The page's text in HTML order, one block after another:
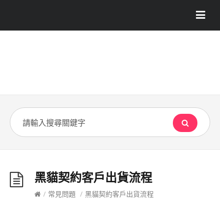
黑貓契約客戶出貨流程
/ 常見問題 / 黑貓契約客戶出貨流程